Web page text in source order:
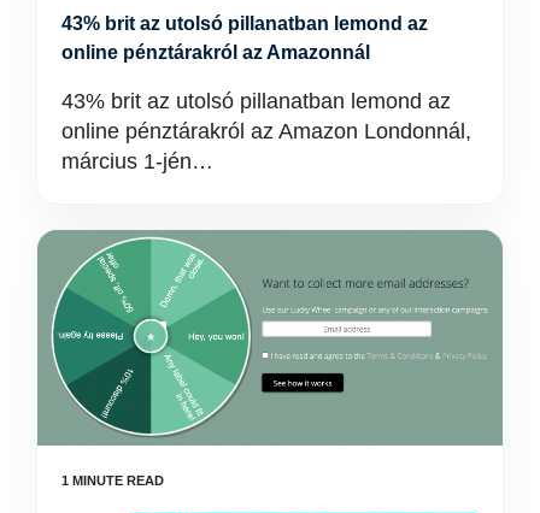
43% brit az utolsó pillanatban lemond az
online pénztárakról az Amazonnál
43% brit az utolsó pillanatban lemond az
online pénztárakról az Amazon Londonnál,
március 1-jén…